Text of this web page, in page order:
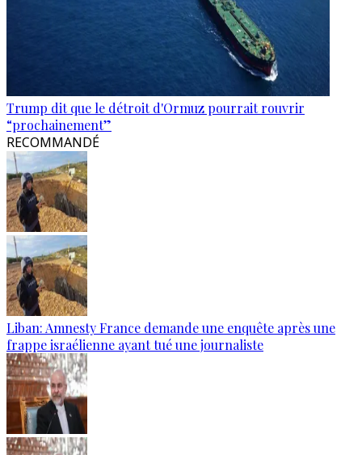
Trump dit que le détroit d'Ormuz pourrait rouvrir
“prochainement”
RECOMMANDÉ
Liban: Amnesty France demande une enquête après une
frappe israélienne ayant tué une journaliste